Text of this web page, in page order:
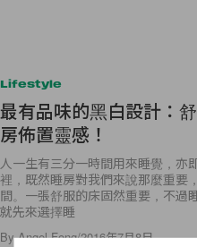
Lifestyle
最有品味的黑白設計：
房佈置靈感！
人一生有三分一時間用來睡覺，亦
裡，既然睡房對我們來說那麼重要
間。一張舒服的床固然重要，不過
就先來選擇睡
ByAngel Fong/2016年7月8日